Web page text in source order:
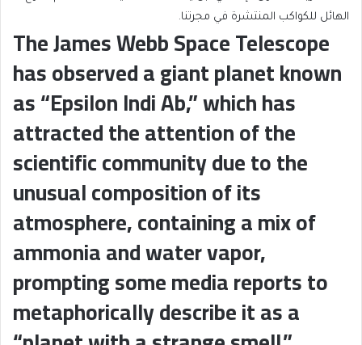
الهائل للكواكب المنتشرة في مجرتنا.
The James Webb Space Telescope
has observed a giant planet known
as “Epsilon Indi Ab,” which has
attracted the attention of the
scientific community due to the
unusual composition of its
atmosphere, containing a mix of
ammonia and water vapor,
prompting some media reports to
metaphorically describe it as a